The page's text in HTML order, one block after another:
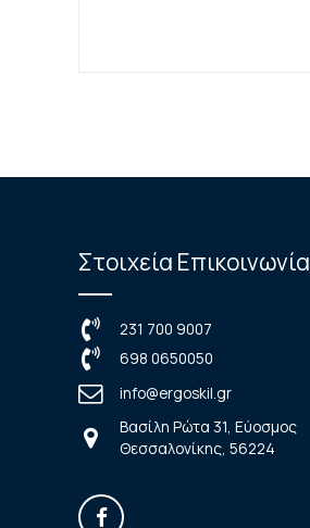
Στοιχεία
231 700 9007
698 0650050
info@ergoskil.gr
Βασίλη Ρώτα 31, Εύοσμος
Θεσσαλονίκης, 56224